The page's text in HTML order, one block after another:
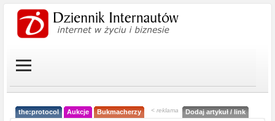
the:protocol Aukcje Bukmacherzy < reklama Dodaj artykuł / link